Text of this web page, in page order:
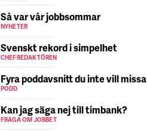
Så var vår jobbsommar
NYHETER
Svenskt rekord i simpelhet
CHEFREDAKTÖREN
Fyra poddavsnitt du inte vill missa
PODD
Kan jag säga nej till timbank?
FRÅGA OM JOBBET